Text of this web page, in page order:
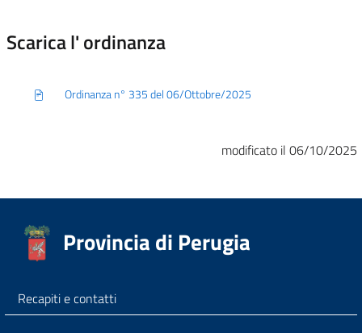
Scarica l' ordinanza
Ordinanza n° 335 del 06/Ottobre/2025
modificato il 06/10/2025
Provincia di Perugia
Recapiti e contatti